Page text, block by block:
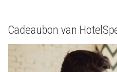
Cadeaubon van